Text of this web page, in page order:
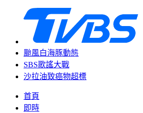
颱風白海豚動態
SBS歌謠大戰
沙拉油致癌物超標
首頁
即時